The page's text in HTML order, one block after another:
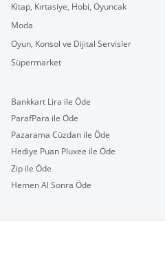
Kitap, Kırtasiye, Hobi, Oyuncak
Moda
Oyun, Konsol ve Dijital Servisler
Süpermarket
Bankkart Lira ile Öde
ParafPara ile Öde
Pazarama Cüzdan ile Öde
Hediye Puan Pluxee ile Öde
Zip ile Öde
Hemen Al Sonra Öde